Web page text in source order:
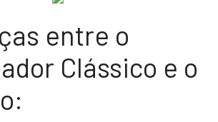
entre o
Clássico e o